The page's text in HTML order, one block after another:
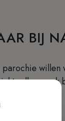
BIJ
willen
elkaar ook